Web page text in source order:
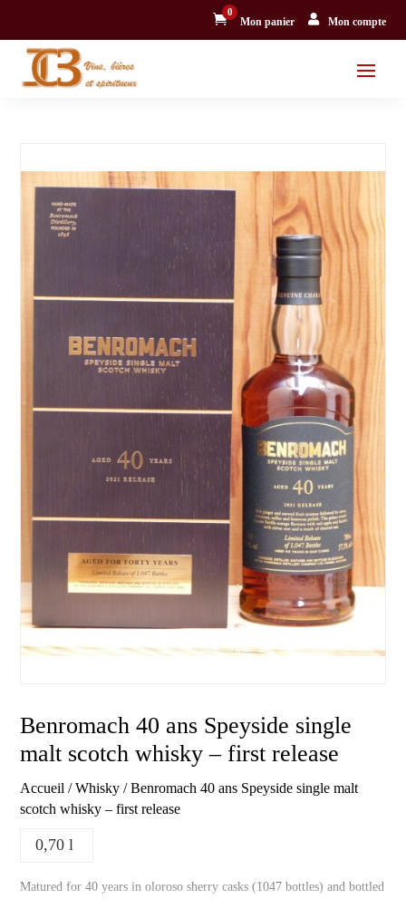

0
Mon panier  Mon compte
Benromach 40 ans Speyside single
malt scotch whisky – first release
Accueil /Whisky / Benromach 40 ans Speyside single malt
scotch whisky – first release
0,70 l
Matured for 40 years in oloroso sherry casks (1047 bottles) and bottled